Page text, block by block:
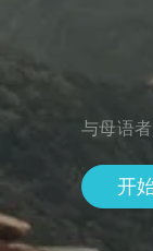
与母语
开